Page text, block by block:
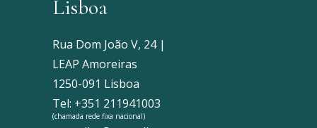
Lisboa
Rua Dom João V, 24 |
LEAP Amoreiras
1250-091 Lisboa
Tel: +351 211941003
(chamada rede fixa nacional)